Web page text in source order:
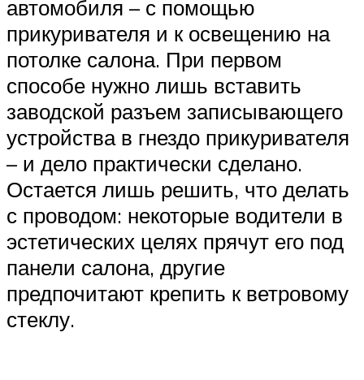
автомобиля – с помощью
прикуривателя и к освещению на
потолке салона. При первом
способе нужно лишь вставить
заводской разъем записывающего
устройства в гнездо прикуривателя
– и дело практически сделано.
Остается лишь решить, что делать
с проводом: некоторые водители в
эстетических целях прячут его под
панели салона, другие
предпочитают крепить к ветровому
стеклу.